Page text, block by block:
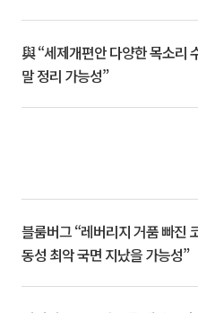
與 “세제개편안 다양한 목소리
말 정리 가능성”
블룸버그 “레버리지 거품 빠진
동성 최악 국면 지났을 가능성”